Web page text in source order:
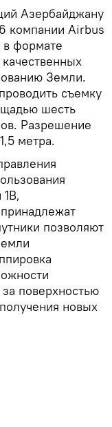
Азербайджану
компании Airbus
в формате
Земли.
съемку
шесть
Разрешение
метра.
позволяют
поверхностью
новых